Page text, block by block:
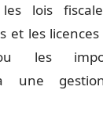
lois
et les
les
une